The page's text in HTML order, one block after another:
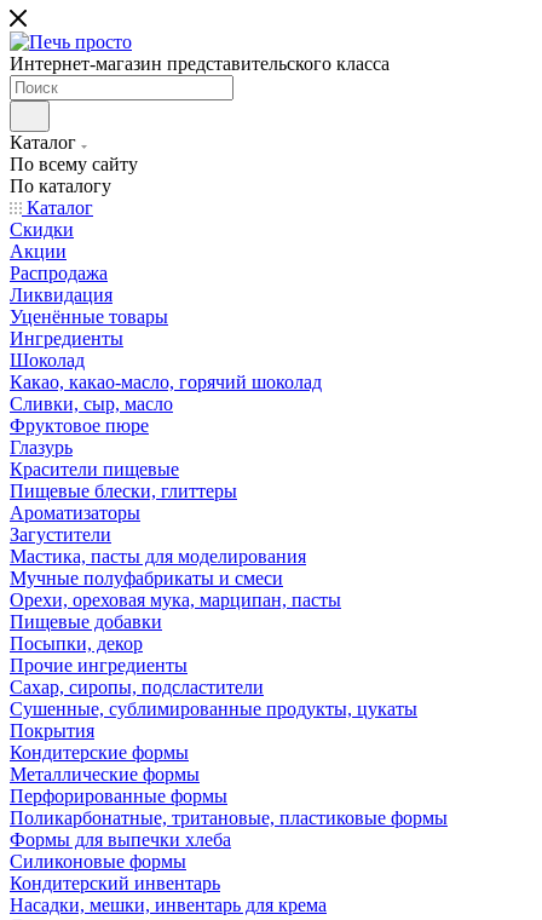
Интернет-магазин представительского класса
Каталог
По всему сайту
По каталогу
Каталог
Скидки
Акции
Распродажа
Ликвидация
Уценённые товары
Ингредиенты
Шоколад
Какао, какао-масло, горячий шоколад
Сливки, сыр, масло
Фруктовое пюре
Глазурь
Красители пищевые
Пищевые блески, глиттеры
Ароматизаторы
Загустители
Мастика, пасты для моделирования
Мучные полуфабрикаты и смеси
Орехи, ореховая мука, марципан, пасты
Пищевые добавки
Посыпки, декор
Прочие ингредиенты
Сахар, сиропы, подсластители
Сушенные, сублимированные продукты, цукаты
Покрытия
Кондитерские формы
Металлические формы
Перфорированные формы
Поликарбонатные, тритановые, пластиковые формы
Формы для выпечки хлеба
Силиконовые формы
Кондитерский инвентарь
Насадки, мешки, инвентарь для крема